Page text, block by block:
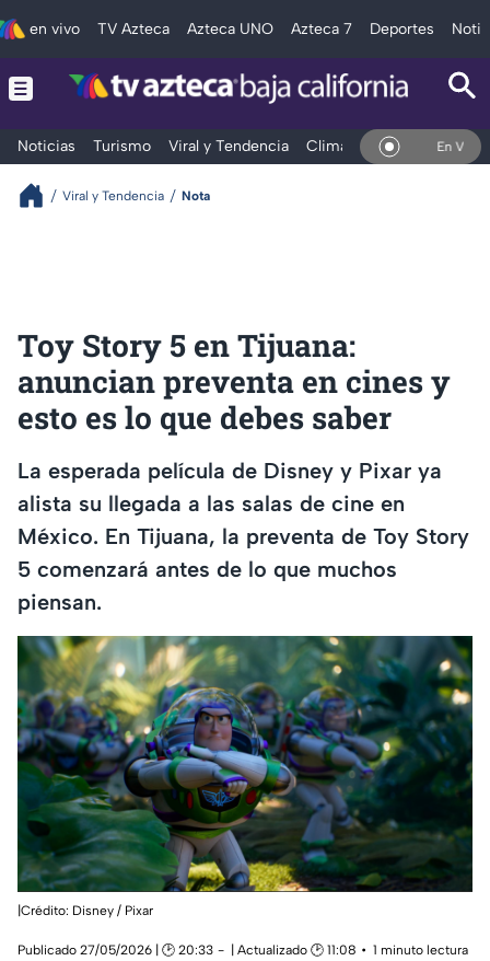
en vivo TV Azteca Azteca UNO Azteca 7 Deportes
Noticias Turismo Viral y Tendencia Clima Deportes En Vivo
Viral y Tendencia Nota
Toy Story 5 en Tijuana:
anuncian preventa en cines y
esto es lo que debes saber
La esperada película de Disney y Pixar ya
alista su llegada a las salas de cine en
México. En Tijuana, la preventa de Toy Story
5 comenzará antes de lo que muchos
piensan.
|Crédito: Disney / Pixar
Publicado 27/05/2026 | 🕑 20:33 | Actualizado 🕑 11:08
1 minuto lectura